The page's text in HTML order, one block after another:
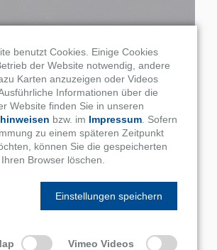
benutzt Cookies. Einige Cookies
der Website notwendig, andere
Karten anzuzeigen oder Videos
Informationen über die
Website finden Sie in unseren
bzw. im Impressum . Sofern
zu einem späteren Zeitpunkt
können Sie die gespeicherten
Browser löschen.
Einstellungen speichern
Vimeo Videos